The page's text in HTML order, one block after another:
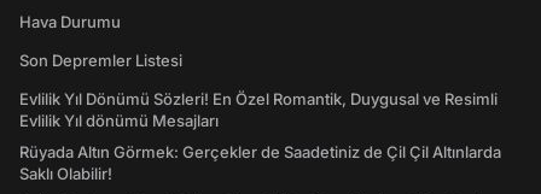
Hava Durumu
Son Depremler Listesi
Evlilik Yıl Dönümü Sözleri! En Özel Romantik, Duygusal ve Resimli
Evlilik Yıl dönümü Mesajları
Rüyada Altın Görmek: Gerçekler de Saadetiniz de Çil Çil Altınlarda
Saklı Olabilir!